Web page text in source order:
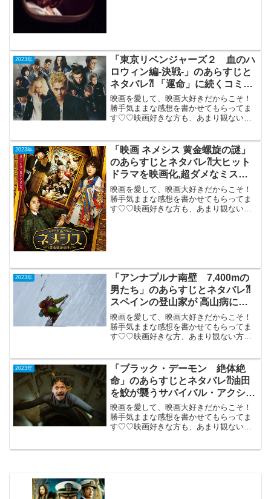
2023年
「東京リベンジャーズ２ 血のハ
ロウィン編‐決戦‐」のあらすじと
ネタバレ⁈ 「運命」に続くコミッ
ク実写化作品。
映画を愛して、映画大好きだからこそ！
勝手気ままな感想を書かせてもらってま
す♡♡映画好きな方も、あまり観ない方
12）2023年6月30日公開（96分）前作
「運...
2023年
「映画 ネメシス 黄金螺旋の謎」
のあらすじとネタバレ⁈大ヒット
ドラマを映画化,超ダメなミステ
リー作品に。
映画を愛して、映画大好きだからこそ！
勝手気ままな感想を書かせてもらってま
す♡♡映画好きな方も、あまり観ない方
2023年
「アンナプルナ南壁 7,400mの
男たち」のあらすじとネタバレ⁈
スペインの登山家が 高山病にな
り、 動けなくなる。。。
映画を愛して、映画大好きだからこそ！
勝手気ままな感想を書かせてもらってま
す♡♡映画好きな方、あまり観ない方
（西、ドキュメンタリー）2012年公開ス
ペインの登山...
2023年
「ブラック・デーモン 絶体絶
命」のあらすじとネタバレ⁈油田
を鮫が襲うサバイバル・アクショ
ン。
映画を愛して、映画大好きだからこそ！
勝手気ままな感想を書かせてもらってま
す♡♡映画好きな方も、あまり観ない方